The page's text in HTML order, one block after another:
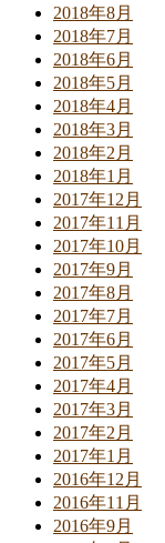
2018年8月
2018年7月
2018年6月
2018年5月
2018年4月
2018年3月
2018年2月
2018年1月
2017年12月
2017年11月
2017年10月
2017年9月
2017年8月
2017年7月
2017年6月
2017年5月
2017年4月
2017年3月
2017年2月
2017年1月
2016年12月
2016年11月
2016年9月